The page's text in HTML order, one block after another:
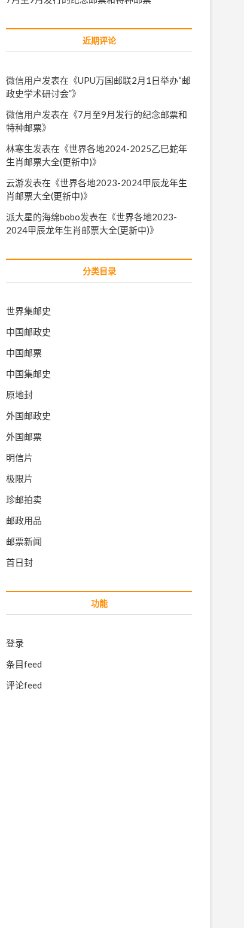
近期评论
微信用户 发表在《UPU万国邮联2月1日举办“邮
政史学术研讨会”》
微信用户 发表在《7月至9月发行的纪念邮票和
特种邮票》
林寒生发表在《世界各地2024-2025乙巳蛇年
生肖邮票大全(更新中)》
云游发表在《世界各地2023-2024甲辰龙年生
肖邮票大全(更新中)》
派大星的海绵bobo发表在《世界各地2023-
2024甲辰龙年生肖邮票大全(更新中)》
分类目录
世界集邮史
中国邮政史
中国邮票
中国集邮史
原地封
外国邮政史
外国邮票
明信片
极限片
珍邮拍卖
邮政用品
邮票新闻
首日封
功能
登录
条目feed
评论feed